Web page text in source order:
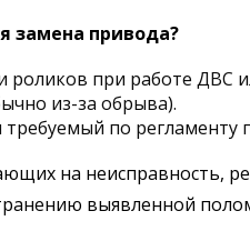
замена привода?
роликов при работе ДВС
из-за обрыва).
по регламенту
на неисправность,
выявленной